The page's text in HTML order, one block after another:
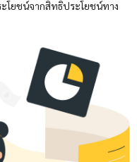
โยชน์จากสิทธิประโยชน์ทาง